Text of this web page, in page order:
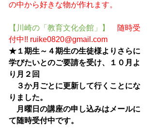
の中から好きな物が作れます。
【川崎の「教育文化会館」】
随時受
付中!! ruike0820@gmail.com
★１期生～４期生の生徒様よりさらに
学びたいとのご要請を受け、１０月よ
り月２回
３か月ごとに更新して行くことにな
りました。
月曜日の講座の申し込みはメールに
て随時受付中です。